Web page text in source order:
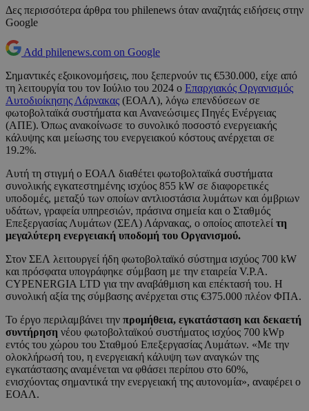
Δες περισσότερα άρθρα του philenews όταν αναζητάς ειδήσεις στην
Google
Add philenews.com on Google
Σημαντικές εξοικονομήσεις, που ξεπερνούν τις €530.000, είχε από
τη λειτουργία του τον Ιούλιο του 2024 ο Επαρχιακός Οργανισμός
Αυτοδιοίκησης Λάρνακας (ΕΟΑΛ), λόγω επενδύσεων σε
φωτοβολταϊκά συστήματα και Ανανεώσιμες Πηγές Ενέργειας
(ΑΠΕ). Όπως ανακοίνωσε το συνολικό ποσοστό ενεργειακής
κάλυψης και μείωσης του ενεργειακού κόστους ανέρχεται σε
19.2%.
Αυτή τη στιγμή ο ΕΟΑΛ διαθέτει φωτοβολταϊκά συστήματα
συνολικής εγκατεστημένης ισχύος 855 kW σε διαφορετικές
υποδομές, μεταξύ των οποίων αντλιοστάσια λυμάτων και όμβριων
υδάτων, γραφεία υπηρεσιών, πράσινα σημεία και ο Σταθμός
Επεξεργασίας Λυμάτων (ΣΕΛ) Λάρνακας, ο οποίος αποτελεί τη
μεγαλύτερη ενεργειακή υποδομή του Οργανισμού.
Στον ΣΕΛ λειτουργεί ήδη φωτοβολταϊκό σύστημα ισχύος 700 kW
και πρόσφατα υπογράφηκε σύμβαση με την εταιρεία V.P.A.
CYPENERGIA LTD για την αναβάθμιση και επέκτασή του. Η
συνολική αξία της σύμβασης ανέρχεται στις €375.000 πλέον ΦΠΑ.
Το έργο περιλαμβάνει την προμήθεια, εγκατάσταση και δεκαετή
συντήρηση νέου φωτοβολταϊκού συστήματος ισχύος 700 kWp
εντός του χώρου του Σταθμού Επεξεργασίας Λυμάτων. «Με την
ολοκλήρωσή του, η ενεργειακή κάλυψη των αναγκών της
εγκατάστασης αναμένεται να φθάσει περίπου στο 60%,
ενισχύοντας σημαντικά την ενεργειακή της αυτονομία», αναφέρει ο
ΕΟΑΛ.